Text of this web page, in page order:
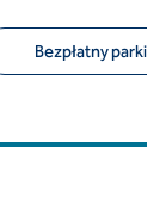
Bezpłatny